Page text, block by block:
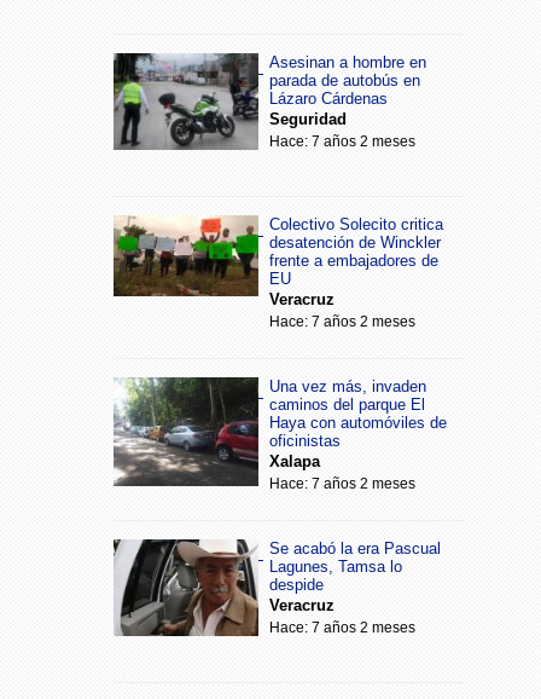
Asesinan a hombre en
parada de autobús en
Lázaro Cárdenas
Seguridad
Hace: 7 años 2 meses
Colectivo Solecito critica
desatención de Winckler
frente a embajadores de
EU
Veracruz
Hace: 7 años 2 meses
Una vez más, invaden
caminos del parque El
Haya con automóviles de
oficinistas
Xalapa
Hace: 7 años 2 meses
Se acabó la era Pascual
Lagunes, Tamsa lo
despide
Veracruz
Hace: 7 años 2 meses